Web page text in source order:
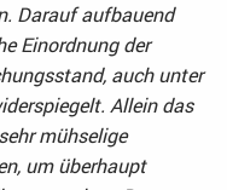
Darauf aufbauend
Einordnung der
auch unter
Allein das
mühselige
um überhaupt